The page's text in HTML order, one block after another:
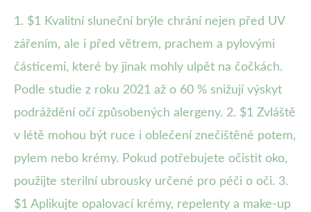
1. $1 Kvalitní sluneční brýle chrání nejen před UV
zářením, ale i před větrem, prachem a pylovými
částicemi, které by jinak mohly ulpět na čočkách.
Podle studie z roku 2021 až o 60 % snižují výskyt
podráždění očí způsobených alergeny. 2. $1 Zvláště
v létě mohou být ruce i oblečení znečištěné potem,
pylem nebo krémy. Pokud potřebujete očistit oko,
použijte sterilní ubrousky určené pro péči o oči. 3.
$1 Aplikujte opalovací krémy, repelenty a make-up